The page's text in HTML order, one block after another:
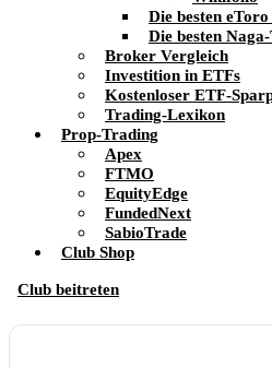
Die besten
Die besten
Broker Vergleich
Investition in ETFs
Kostenloser ETF-
Trading-Lexikon
Prop-Trading
Apex
FTMO
EquityEdge
FundedNext
SabioTrade
Club Shop
Club beitreten